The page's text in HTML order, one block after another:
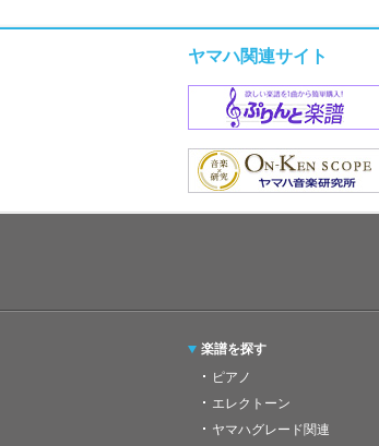
ヤマハ関連サイト
楽譜を探す
ピアノ
エレクトーン
ヤマハグレード関連